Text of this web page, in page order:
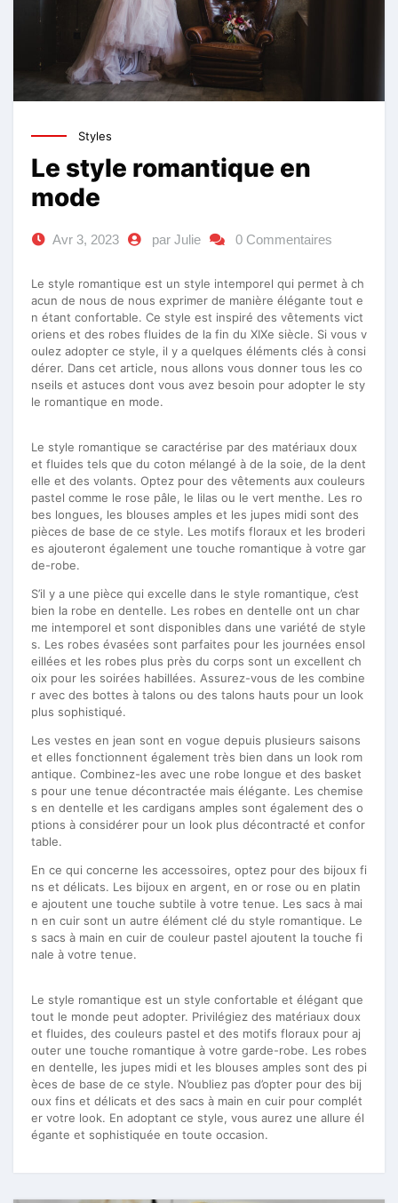
Styles
Le style romantique en
mode
Avr 3, 2023 par Julie 0 Commentaires
Le style romantique est un style intemporel qui permet à ch
acun de nous de nous exprimer de manière élégante tout e
n étant confortable. Ce style est inspiré des vêtements vict
oriens et des robes fluides de la fin du XIXe siècle. Si vous v
oulez adopter ce style, il y a quelques éléments clés à consi
dérer. Dans cet article, nous allons vous donner tous les co
nseils et astuces dont vous avez besoin pour adopter le sty
le romantique en mode.
Le style romantique se caractérise par des matériaux doux
et fluides tels que du coton mélangé à de la soie, de la dent
elle et des volants. Optez pour des vêtements aux couleurs
pastel comme le rose pâle, le lilas ou le vert menthe. Les ro
bes longues, les blouses amples et les jupes midi sont des
pièces de base de ce style. Les motifs floraux et les broderi
es ajouteront également une touche romantique à votre gar
de-robe.
S’il y a une pièce qui excelle dans le style romantique, c’est
bien la robe en dentelle. Les robes en dentelle ont un char
me intemporel et sont disponibles dans une variété de style
s. Les robes évasées sont parfaites pour les journées ensol
eillées et les robes plus près du corps sont un excellent ch
oix pour les soirées habillées. Assurez-vous de les combine
r avec des bottes à talons ou des talons hauts pour un look
plus sophistiqué.
Les vestes en jean sont en vogue depuis plusieurs saisons
et elles fonctionnent également très bien dans un look rom
antique. Combinez-les avec une robe longue et des basket
s pour une tenue décontractée mais élégante. Les chemise
s en dentelle et les cardigans amples sont également des o
ptions à considérer pour un look plus décontracté et confor
table.
En ce qui concerne les accessoires, optez pour des bijoux fi
ns et délicats. Les bijoux en argent, en or rose ou en platin
e ajoutent une touche subtile à votre tenue. Les sacs à mai
n en cuir sont un autre élément clé du style romantique. Le
s sacs à main en cuir de couleur pastel ajoutent la touche fi
nale à votre tenue.
Le style romantique est un style confortable et élégant que
tout le monde peut adopter. Privilégiez des matériaux doux
et fluides, des couleurs pastel et des motifs floraux pour aj
outer une touche romantique à votre garde-robe. Les robes
en dentelle, les jupes midi et les blouses amples sont des pi
èces de base de ce style. N’oubliez pas d’opter pour des bij
oux fins et délicats et des sacs à main en cuir pour complét
er votre look. En adoptant ce style, vous aurez une allure él
égante et sophistiquée en toute occasion.